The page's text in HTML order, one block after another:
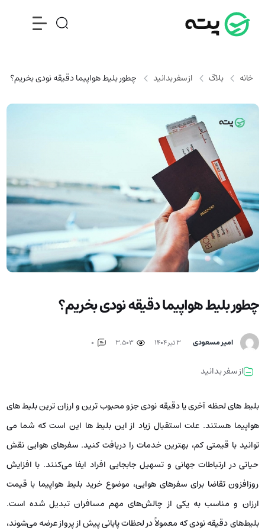
خانه بلاگ از سفر بدانید چطور بلیط هواپیما دقیقه نودی بخریم؟
چطور بلیط هواپیما دقیقه نودی بخریم؟
امیر مسعودی ۳ تیر ۱۴۰۴ 3,503
از سفر بدانید
بلیط های لحظه آخری یا دقیقه نودی جزو محبوب‌ ترین و ارزان‌ ترین بلیط های
هواپیما هستند. علت استقبال زیاد از این بلیط ها این است که شما می
توانید با قیمتی کم، بهترین خدمات را دریافت کنید. سفرهای هوایی نقش
حیاتی در ارتباطات جهانی و تسهیل جابجایی افراد ایفا می‌کنند. با افزایش
روزافزون تقاضا برای سفرهای هوایی، موضوع خرید بلیط هواپیما با قیمت
ارزان و مناسب به یکی از چالش‌های مهم مسافران تبدیل شده است.
بلیط‌های دقیقه نودی که معمولاً در لحظات پایانی پیش از پرواز عرضه می‌شوند،